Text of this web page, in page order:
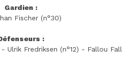
Gardien :
Fischer (n°30)
:
Ulrik Fredriksen (n°12) - Fallou Fall